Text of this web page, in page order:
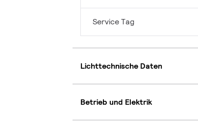
Service Tag
Lichttechnische Daten
Betrieb und Elektrik